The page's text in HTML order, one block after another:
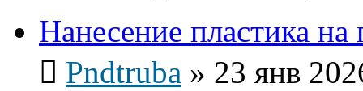
Нанесение пластика на
Pndtruba » 23 янв